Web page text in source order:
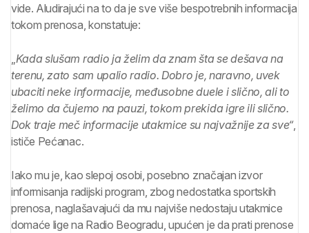
vide. Aludirajući na to da je sve više bespotrebnih informacija
tokom prenosa, konstatuje:
„Kada slušam radio ja želim da znam šta se dešava na
terenu, zato sam upalio radio. Dobro je, naravno, uvek
ubaciti neke informacije, međusobne duele i slično, ali to
želimo da čujemo na pauzi, tokom prekida igre ili slično.
Dok traje meč informacije utakmice su najvažnije za sve“,
ističe Pećanac.
Iako mu je, kao slepoj osobi, posebno značajan izvor
informisanja radijski program, zbog nedostatka sportskih
prenosa, naglašavajući da mu najviše nedostaju utakmice
domaće lige na Radio Beogradu, upućen je da prati prenose